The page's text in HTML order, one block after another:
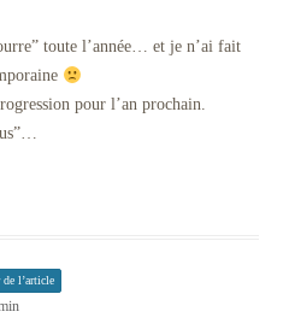
toute l’année… et je n’ai fait
pour l’an prochain.
de l’article